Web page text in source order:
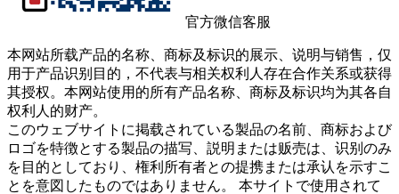
官方微信客服
本网站所载产品的名称、商标及标识的展示、说明与销售，仅
用于产品识别目的，不代表与相关权利人存在合作关系或获得
其授权。本网站使用的所有产品名称、商标及标识均为其各自
权利人的财产。
このウェブサイトに掲载されている製品の名前、商标および
ロゴを特徴とする製品の描写、説明または贩売は、识别のみ
を目的としており、権利所有者との提携または承认を示すこ
とを意図したものではありません。 本サイトで使用されて